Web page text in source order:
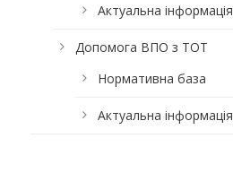
Актуальна інформація
Допомога ВПО з ТОТ
Нормативна база
Актуальна інформація